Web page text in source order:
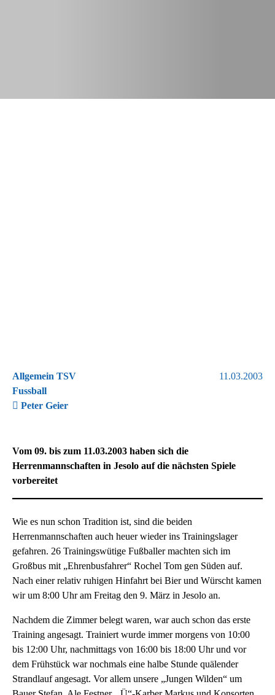
Allgemein TSV
Fussball
Peter Geier
11.03.2003
Vom 09. bis zum 11.03.2003 haben sich die
Herrenmannschaften in Jesolo auf die nächsten Spiele
vorbereitet
Wie es nun schon Tradition ist, sind die beiden
Herrenmannschaften auch heuer wieder ins Trainingslager
gefahren. 26 Trainingswütige Fußballer machten sich im
Großbus mit „Ehrenbusfahrer“ Rochel Tom gen Süden auf.
Nach einer relativ ruhigen Hinfahrt bei Bier und Würscht kamen
wir um 8:00 Uhr am Freitag den 9. März in Jesolo an.
Nachdem die Zimmer belegt waren, war auch schon das erste
Training angesagt. Trainiert wurde immer morgens von 10:00
bis 12:00 Uhr, nachmittags von 16:00 bis 18:00 Uhr und vor
dem Frühstück war nochmals eine halbe Stunde quälender
Strandlauf angesagt. Vor allem unsere „Jungen Wilden“ um